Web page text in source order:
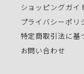
ショッピングガイ
プライバシーポリ
特定商取引法に基
お問い合わせ